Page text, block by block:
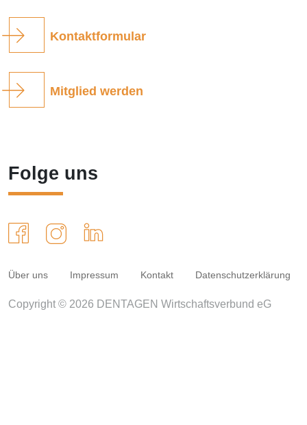
Kontaktformular
Mitglied werden
Folge uns
Über uns Impressum Kontakt Datenschutzerklärung
Copyright © 2026 DENTAGEN Wirtschaftsverbund eG